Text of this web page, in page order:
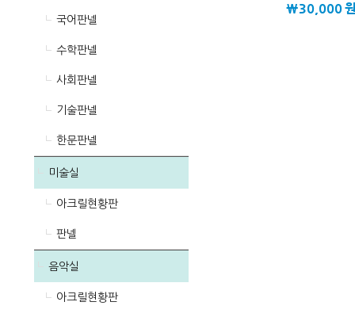
국어판넬
수학판넬
사회판넬
기술판넬
한문판넬
미술실
아크릴현황판
판넬
음악실
아크릴현황판
\30,000